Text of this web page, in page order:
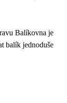
Balíkovna je
balík jednoduše